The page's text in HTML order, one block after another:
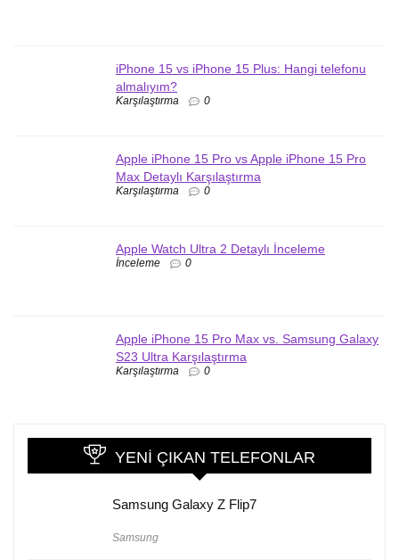
iPhone 15 vs iPhone 15 Plus: Hangi telefonu
almalıyım?
Karşılaştırma 0
Apple iPhone 15 Pro vs Apple iPhone 15 Pro
Max Detaylı Karşılaştırma
Karşılaştırma 0
Apple Watch Ultra 2 Detaylı İnceleme
İnceleme 0
Apple iPhone 15 Pro Max vs. Samsung Galaxy
S23 Ultra Karşılaştırma
Karşılaştırma 0
YENI ÇIKAN TELEFONLAR
Samsung Galaxy Z Flip7
Samsung